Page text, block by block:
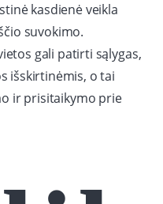
kasdienė veikla
suvokimo.
gali patirti sąlygas,
išskirtinėmis, o tai
ir prisitaikymo prie